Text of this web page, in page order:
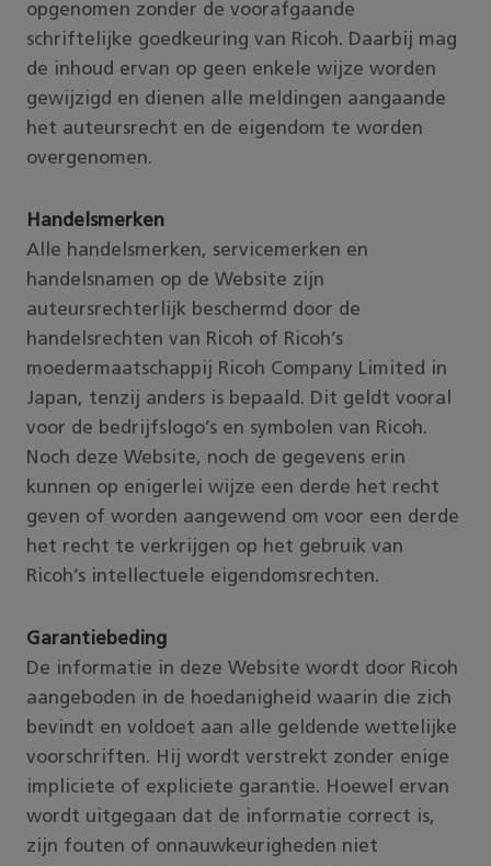
opgenomen zonder de voorafgaande
schriftelijke goedkeuring van Ricoh. Daarbij mag
de inhoud ervan op geen enkele wijze worden
gewijzigd en dienen alle meldingen aangaande
het auteursrecht en de eigendom te worden
overgenomen.
Handelsmerken
Alle handelsmerken, servicemerken en
handelsnamen op de Website zijn
auteursrechterlijk beschermd door de
handelsrechten van Ricoh of Ricoh’s
moedermaatschappij Ricoh Company Limited in
Japan, tenzij anders is bepaald. Dit geldt vooral
voor de bedrijfslogo’s en symbolen van Ricoh.
Noch deze Website, noch de gegevens erin
kunnen op enigerlei wijze een derde het recht
geven of worden aangewend om voor een derde
het recht te verkrijgen op het gebruik van
Ricoh’s intellectuele eigendomsrechten.
Garantiebeding
De informatie in deze Website wordt door Ricoh
aangeboden in de hoedanigheid waarin die zich
bevindt en voldoet aan alle geldende wettelijke
voorschriften. Hij wordt verstrekt zonder enige
impliciete of expliciete garantie. Hoewel ervan
wordt uitgegaan dat de informatie correct is,
zijn fouten of onnauwkeurigheden niet